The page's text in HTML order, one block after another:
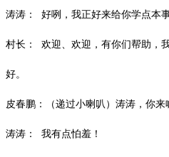
涛涛： 好咧，我正好来给你学点本事
村长： 欢迎、欢迎，有你们帮助，
好。
皮春鹏：（递过小喇叭）涛涛，你来
涛涛： 我有点怕羞！